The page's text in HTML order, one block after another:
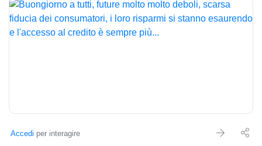
Accedi per interagire